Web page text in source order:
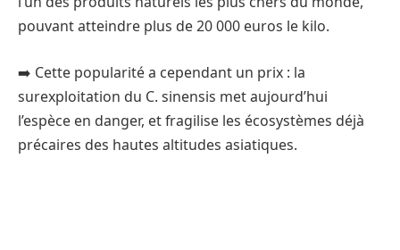
pouvant atteindre plus de 20 000 euros le kilo.
➡️ Cette popularité a cependant un prix : la
surexploitation du C. sinensis met aujourd’hui
l’espèce en danger, et fragilise les écosystèmes déjà
précaires des hautes altitudes asiatiques.